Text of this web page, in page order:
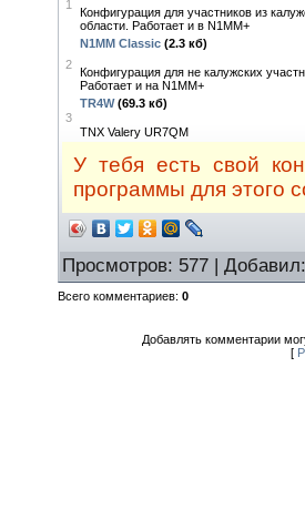
1
Конфигурация для участников из
области. Работает и в N1MM+
2
N1MM Classic (2.3 кб)
Конфигурация для не калужских
Работает и на N1MM+
3
TR4W(69.3 кб)
TNX Valery UR7QM
У тебя есть свой
программы для этого
Просмотров: 577 | Добавил
Всего комментариев: 0
Добавлять комментарии
[